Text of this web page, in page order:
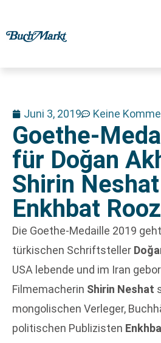
Juni 3, 2019 Keine
Goethe-
für Doğan
Shirin
Enkhbat
Die Goethe-Medaille 2019
türkischen Schriftsteller
USA lebende und im Iran
Filmemacherin Shirin Neshat
mongolischen Verleger,
politischen Publizisten